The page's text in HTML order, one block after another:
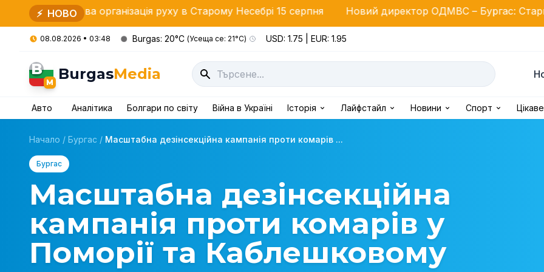
⚡ НОВО
організація руху в Старому Несебрі 15 серпня Новий директор ОДМВС – Бургас: Старший комісар
08.08.2026 • 03:48 Burgas: 20°C (Усеща се: 21°C) USD: 1.75 | EUR: 1.95
B
M BurgasMedia
Авто Аналітика Болгари по світу Війна в Україні Історія Лайфстайл Новини Спорт Цікаве
Начало / Бургас / Масштабна дезінсекційна кампанія проти комарів ...
Бургас
Масштабна дезінсекційна
кампанія проти комарів у
Поморії та Каблешковому